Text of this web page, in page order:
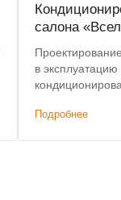
салона
в
Подробнее